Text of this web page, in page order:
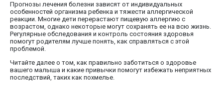
Прогнозы лечения болезни зависят от индивидуальных
особенностей организма ребенка и тяжести аллергической
реакции. Многие дети перерастают пищевую аллергию с
возрастом, однако некоторые могут сохранять ее на всю жизнь.
Регулярные обследования и контроль состояния здоровья
помогут родителям лучше понять, как справляться с этой
проблемой.
Читайте далее о том, как правильно заботиться о здоровье
вашего малыша и какие привычки помогут избежать неприятных
последствий, таких как похмелье.